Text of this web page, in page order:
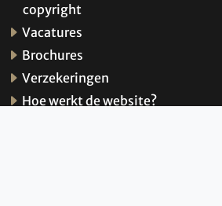
copyright
Vacatures
Brochures
Verzekeringen
Hoe werkt de website?